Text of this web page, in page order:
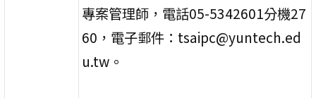
專案管理師，電話05-5342601分機27
60，電子郵件：tsaipc@yuntech.ed
u.tw。